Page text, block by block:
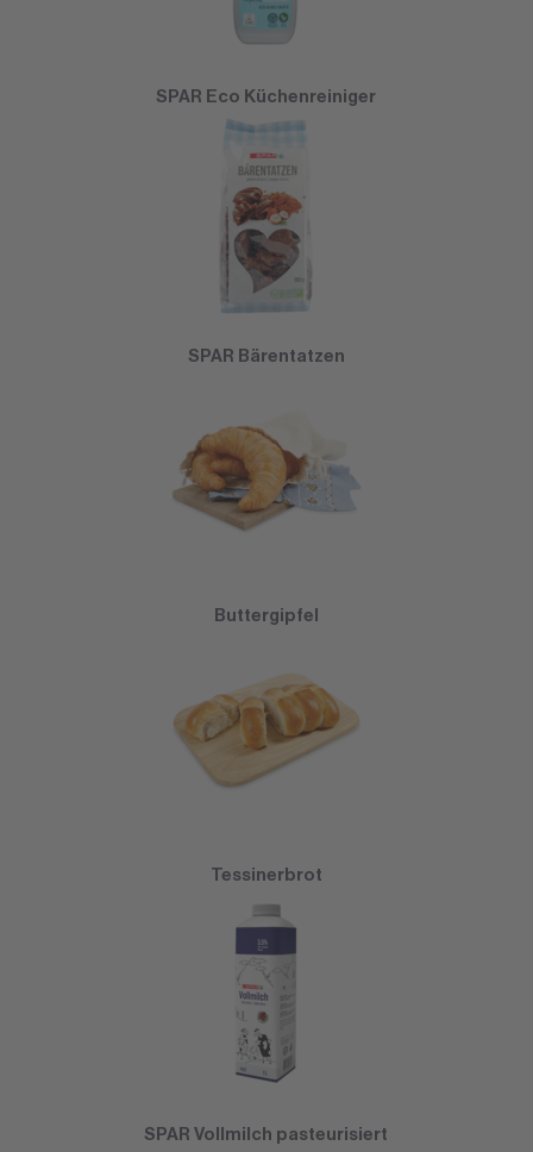
SPAR Eco Küchenreiniger
SPAR Bärentatzen
Buttergipfel
Tessinerbrot
SPAR Vollmilch pasteurisiert